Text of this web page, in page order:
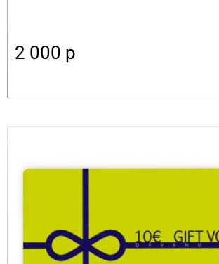
2 000 p